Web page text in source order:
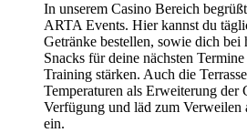
In unserem Casino Bereich
ARTA Events. Hier kannst du
Getränke bestellen, sowie dich bei
Snacks für deine nächsten
Training stärken. Auch die
Temperaturen als Erweiterung der
Verfügung und läd zum Verweilen
ein.